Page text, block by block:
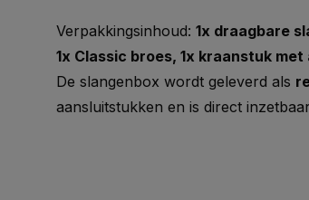
Verpakkingsinhoud: 1x draagbare
1x Classic broes, 1x kraanstuk
De slangenbox wordt geleverd als
aansluitstukken en is direct